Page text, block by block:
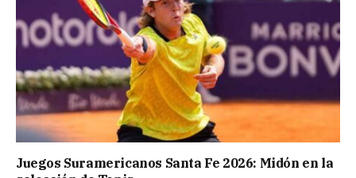
Juegos Suramericanos Santa Fe 2026: Midón en la